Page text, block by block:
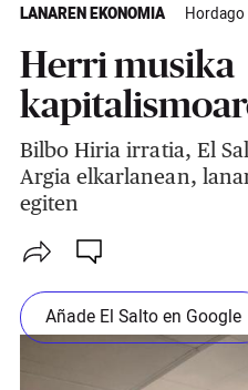
LANAREN EKONOMIA Hordago
Herri musika
Bilbo Hiria irratia, El
Argia elkarlanean,
egiten
Añade El Salto en Google